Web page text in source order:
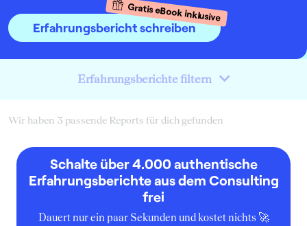
Erfahrungsbericht schreiben
Gratis eBook inklusive
Erfahrungsberichte filtern
Wir haben 3 passende Reports für dich gefunden
Schalte über 4.000 authentische
Erfahrungsberichte aus dem Consulting
frei
Dauert nur ein paar Sekunden und kostet nichts 🚀